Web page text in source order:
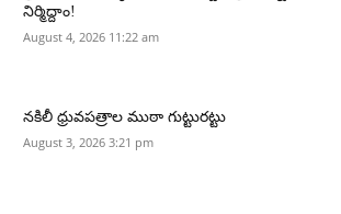
నిర్మిద్దాం!
August 4, 2026 11:22 am
నకిలీ ధ్రువపత్రాల ముఠా గుట్టురట్టు
August 3, 2026 3:21 pm